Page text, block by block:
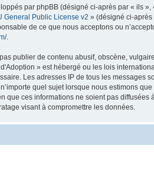
par phpBB (désigné ci-après par « ils
General Public License v2 » (désigné ci-
de ce que nous acceptons ou
.
publier de contenu abusif, obscène,
» est hébergé ou les lois
Les adresses IP de tous les messages
quel sujet lorsque nous estimons
que ces informations ne soient pas
visant à compromettre les données.